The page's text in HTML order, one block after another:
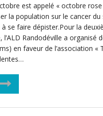
est appelé « octobre
la population sur le cancer
se faire dépister.Pour la
l’ALD Randodéville a organisé
en faveur de l’association «